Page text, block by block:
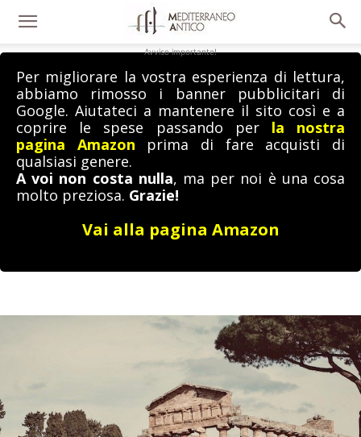
Avviso importante!
Per migliorare la vostra esperienza di lettura,
abbiamo rimosso i banner pubblicitari di
Google. Aiutateci a mantenere il sito così e a
coprire le spese passando per la nostra
pagina Amazon prima di fare acquisti di
qualsiasi genere.
A voi non costa nulla, ma per noi è una cosa
molto preziosa. Grazie!
Vai alla pagina Amazon